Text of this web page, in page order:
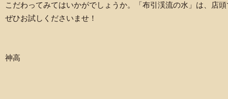
こだわってみてはいかがでしょうか。「布引渓流の水」は、店
ぜひお試しくださいませ！
神高